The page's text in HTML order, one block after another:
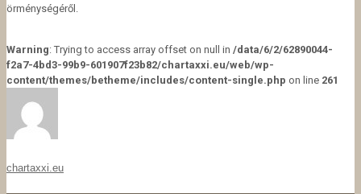
örménységéről.
Warning: Trying to access array offset on null in /data/6/2/62890044-
f2a7-4bd3-99b9-601907f23b82/chartaxxi.eu/web/wp-
content/themes/betheme/includes/content-single.php on line 261
chartaxxi.eu